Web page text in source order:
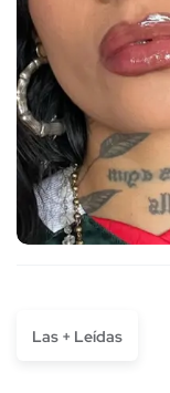
Las + Leídas